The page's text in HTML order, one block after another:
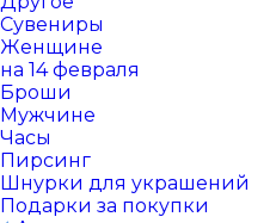
Сувениры
Женщине
на 14 февраля
Броши
Мужчине
Часы
Пирсинг
Шнурки для украшений
Подарки за покупки